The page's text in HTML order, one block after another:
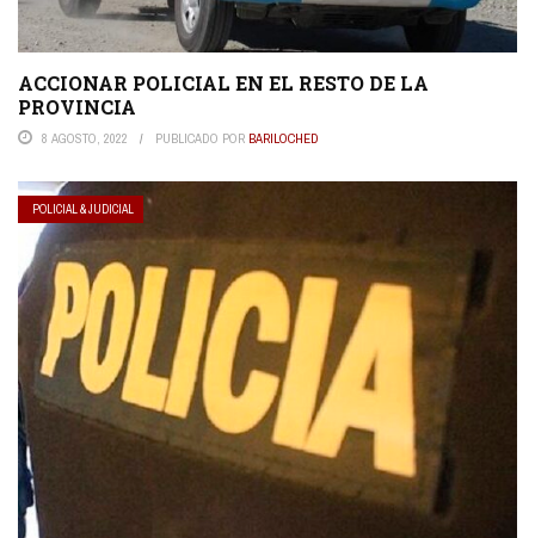
ACCIONAR POLICIAL EN EL RESTO DE LA
PROVINCIA
8 AGOSTO, 2022 PUBLICADO POR BARILOCHED
POLICIAL & JUDICIAL